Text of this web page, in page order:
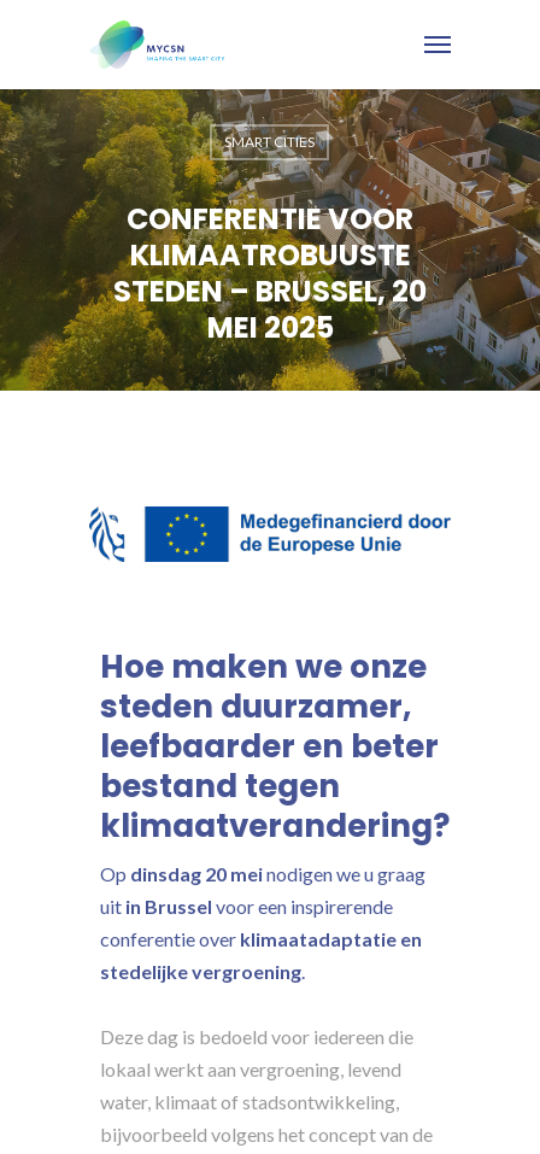
SMART CITIES
CONFERENTIE VOOR
KLIMAATROBUUSTE
STEDEN – BRUSSEL, 20
MEI 2025
Hoe maken we onze
steden duurzamer,
leefbaarder en beter
bestand tegen
klimaatverandering?
Op dinsdag 20 meinodigen we u graag
uit in Brussel voor een inspirerende
conferentie over klimaatadaptatie en
stedelijke vergroening.
Deze dag is bedoeld voor iedereen die
lokaal werkt aan vergroening, levend
water, klimaat of stadsontwikkeling,
bijvoorbeeld volgens het concept van de